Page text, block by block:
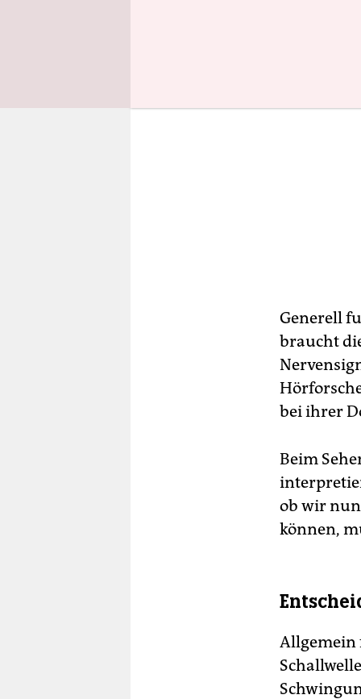
Generell
braucht
bei ihrer
Beim
ob wir
können,
Allgemein